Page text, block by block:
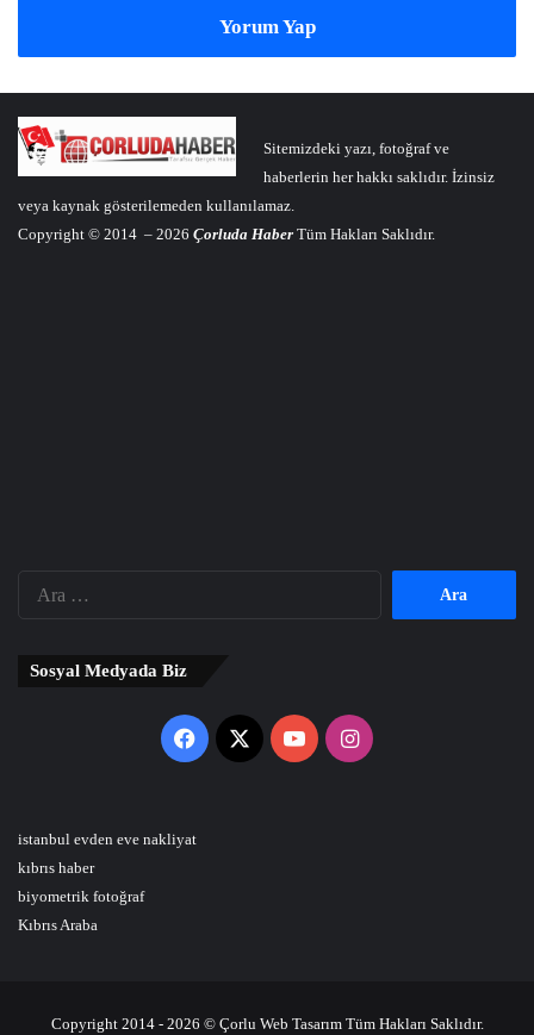
Yorum Yap
Sitemizdeki yazı, fotoğraf ve
haberlerin her hakkı saklıdır. İzinsiz
veya kaynak gösterilemeden kullanılamaz.
Copyright © 2014 – 2026 Çorluda Haber Tüm Hakları Saklıdır.
Sosyal Medyada Biz
Facebook
X YouTubeInstagram
istanbul evden eve nakliyat
kıbrıs haber
biyometrik fotoğraf
Kıbrıs Araba
Copyright 2014 - 2026 © Çorlu Web Tasarım Tüm Hakları Saklıdır.